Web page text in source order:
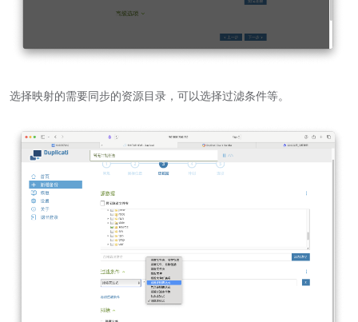
选择映射的需要同步的资源目录，可以选择过滤条件等。